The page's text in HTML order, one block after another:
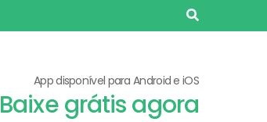
App disponível para Android e iOS
Baixe grátis agora